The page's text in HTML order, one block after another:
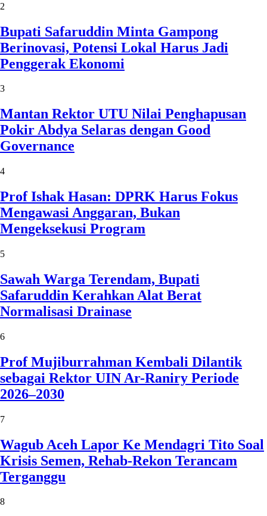
2
Bupati Safaruddin Minta Gampong
Berinovasi, Potensi Lokal Harus Jadi
Penggerak Ekonomi
3
Mantan Rektor UTU Nilai Penghapusan
Pokir Abdya Selaras dengan Good
Governance
4
Prof Ishak Hasan: DPRK Harus Fokus
Mengawasi Anggaran, Bukan
Mengeksekusi Program
5
Sawah Warga Terendam, Bupati
Safaruddin Kerahkan Alat Berat
Normalisasi Drainase
6
Prof Mujiburrahman Kembali Dilantik
sebagai Rektor UIN Ar-Raniry Periode
2026–2030
7
Wagub Aceh Lapor Ke Mendagri Tito Soal
Krisis Semen, Rehab-Rekon Terancam
Terganggu
8